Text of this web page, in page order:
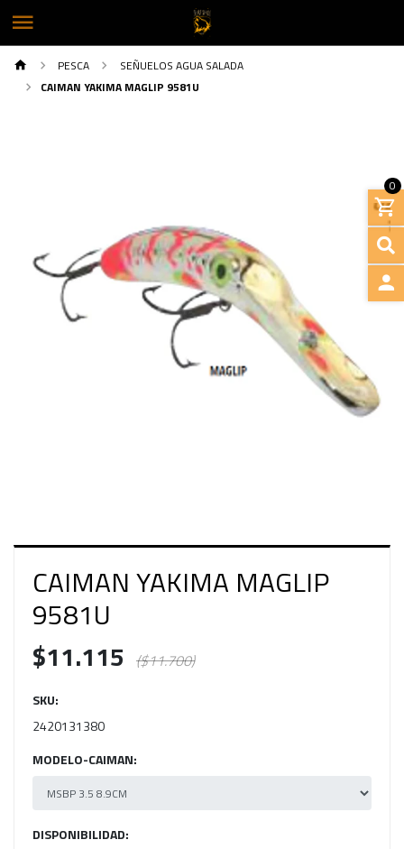
0
PESCA
SEÑUELOS AGUA SALADA
CAIMAN YAKIMA MAGLIP 9581U
CAIMAN YAKIMA MAGLIP
9581U
$11.115 ($11.700)
SKU:
2420131380
MODELO-CAIMAN:
DISPONIBILIDAD: